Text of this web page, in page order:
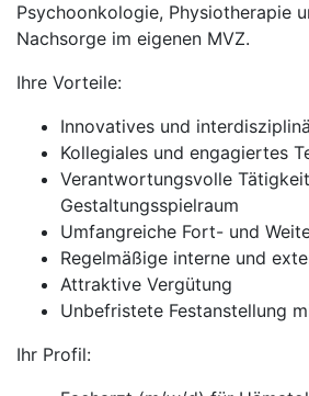
Psychoonkologie, Physiotherapie
Nachsorge im eigenen MVZ.
Ihre Vorteile:
Innovatives und
Kollegiales und engagiertes
Verantwortungsvolle
Gestaltungsspielraum
Umfangreiche Fort- und
Regelmäßige interne und
Attraktive Vergütung
Unbefristete Festanstellung
Ihr Profil: